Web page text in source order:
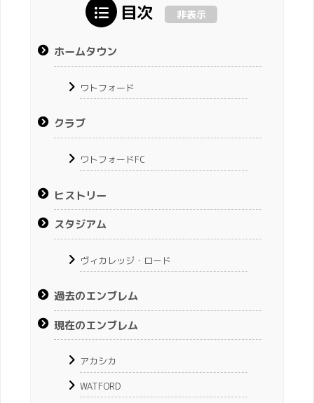
目次 非表示
ホームタウン
ワトフォード
クラブ
ワトフォードFC
ヒストリー
スタジアム
ヴィカレッジ・ロード
過去のエンブレム
現在のエンブレム
アカシカ
WATFORD